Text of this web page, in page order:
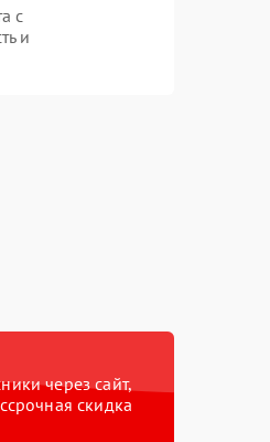
с
и
через сайт,
скидка